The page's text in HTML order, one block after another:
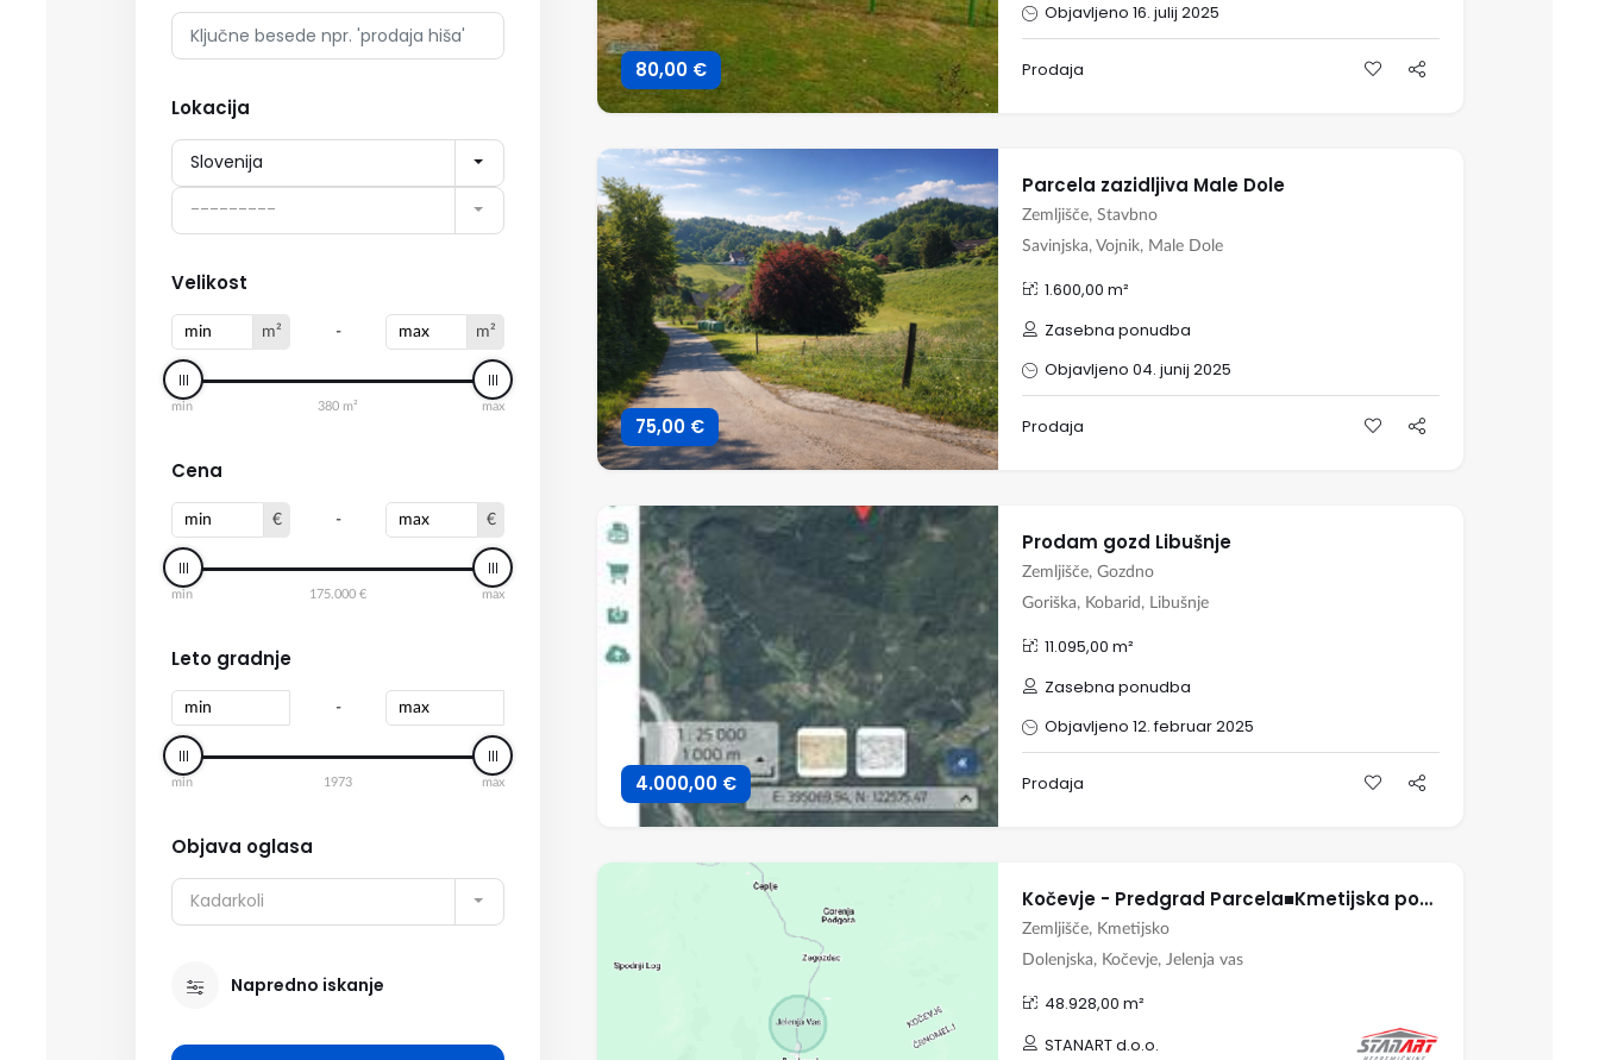
Lokacija
Slovenija
---------
Velikost
m² - m²
min 380 m² max
Cena
€ - €
min 175.000 € max
Leto gradnje
-
min 1973 max
Objava oglasa
Kadarkoli
Napredno iskanje
80,00 €
Objavljeno 16. julij 2025
Prodaja
75,00 €
Parcela zazidljiva Male Dole
Zemljišče, Stavbno
Savinjska, Vojnik, Male Dole
1.600,00 m²
Zasebna ponudba
Objavljeno 04. junij 2025
Prodaja
4.000,00 €
Prodam gozd Libušnje
Zemljišče, Gozdno
Goriška, Kobarid, Libušnje
11.095,00 m²
Zasebna ponudba
Objavljeno 12. februar 2025
Prodaja
Kočevje - Predgrad Parcela■Kmetijska površina
Zemljišče, Kmetijsko
Dolenjska, Kočevje, Jelenja vas
48.928,00 m²
STANART d.o.o.